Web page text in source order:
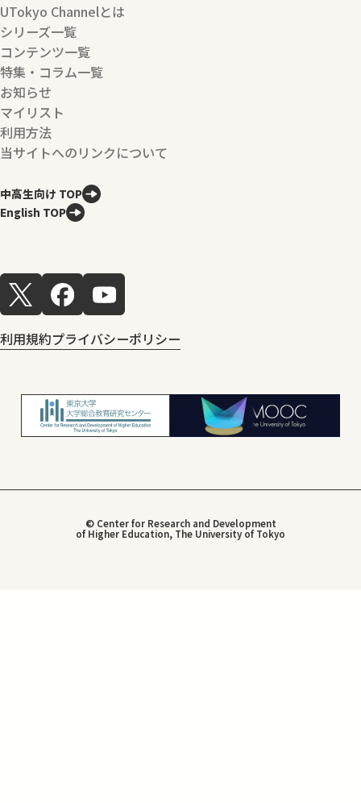
UTokyo Channelとは
シリーズ一覧
コンテンツ一覧
特集・コラム一覧
お知らせ
マイリスト
利用方法
当サイトへのリンクについて
中高生向け TOP
English TOP
利用規約プライバシーポリシー
© Center for Research and Development
of Higher Education, The University of Tokyo